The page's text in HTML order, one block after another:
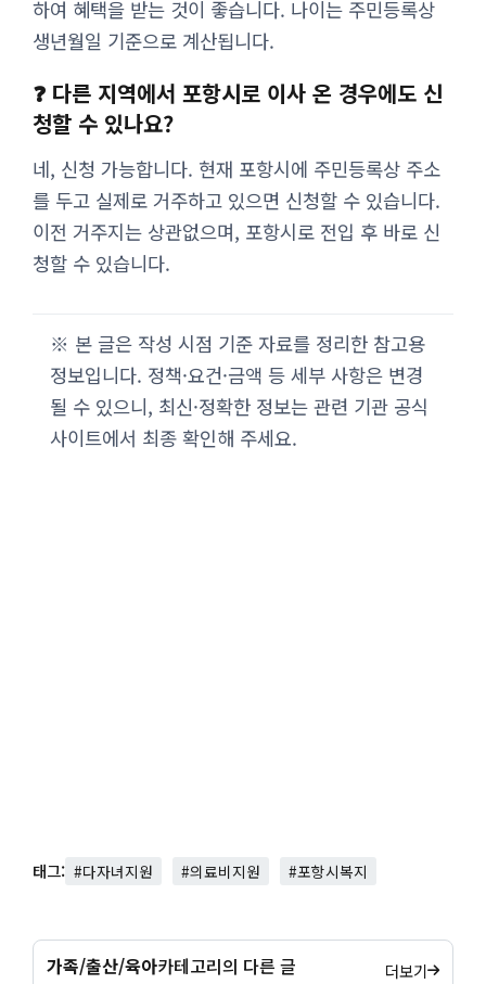
하여 혜택을 받는 것이 좋습니다. 나이는 주민등록상
생년월일 기준으로 계산됩니다.
❓ 다른 지역에서 포항시로 이사 온 경우에도 신
청할 수 있나요?
네, 신청 가능합니다. 현재 포항시에 주민등록상 주소
를 두고 실제로 거주하고 있으면 신청할 수 있습니다.
이전 거주지는 상관없으며, 포항시로 전입 후 바로 신
청할 수 있습니다.
※ 본 글은 작성 시점 기준 자료를 정리한 참고용
정보입니다. 정책·요건·금액 등 세부 사항은 변경
될 수 있으니, 최신·정확한 정보는 관련 기관 공식
사이트에서 최종 확인해 주세요.
태그: #다자녀지원 #의료비지원 #포항시복지
가족/출산/육아카테고리의 다른 글 더보기